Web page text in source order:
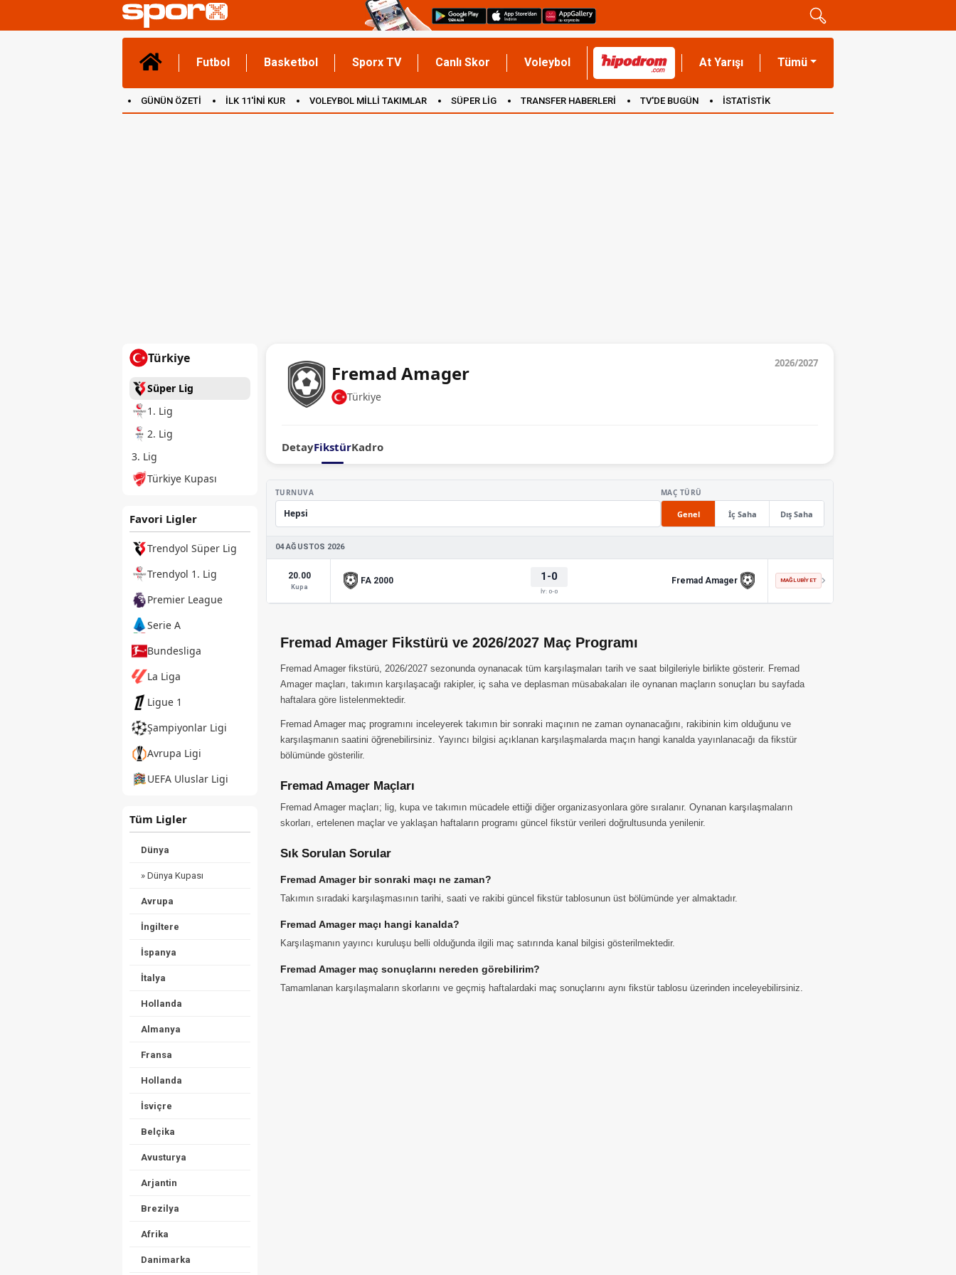
Futbol Basketbol Sporx TV Canlı Skor Voleybol At Yarışı Tümü
GÜNÜN ÖZETİ İLK 11'İNİ KUR VOLEYBOL MİLLİ TAKIMLAR SÜPER LİG TRANSFER HABERLERİ TV'DE BUGÜN İSTATİSTİK
Türkiye
Süper Lig
1. Lig
2. Lig
3. Lig
Türkiye Kupası
Favori Ligler
Trendyol Süper Lig
Trendyol 1. Lig
Premier League
Serie A
Bundesliga
La Liga
Ligue 1
Şampiyonlar Ligi
Avrupa Ligi
UEFA Uluslar Ligi
Tüm Ligler
Dünya
» Dünya Kupası
Avrupa
İngiltere
İspanya
İtalya
Hollanda
Almanya
Fransa
Hollanda
İsviçre
Belçika
Avusturya
Arjantin
Brezilya
Afrika
Danimarka
2026/2027
Fremad Amager
Türkiye
DetayFikstürKadro
TURNUVA MAÇ TÜRÜ
Genel İç Saha Dış Saha
04 AĞUSTOS 2026
20.00
Kupa
FA 2000 1-0
İY: 0-0
Fremad Amager MAĞLUBIYET
Fremad Amager Fikstürü ve 2026/2027 Maç Programı
Fremad Amager fikstürü, 2026/2027 sezonunda oynanacak tüm karşılaşmaları tarih ve saat bilgileriyle birlikte gösterir. Fremad
Amager maçları, takımın karşılaşacağı rakipler, iç saha ve deplasman müsabakaları ile oynanan maçların sonuçları bu sayfada
haftalara göre listelenmektedir.
Fremad Amager maç programını inceleyerek takımın bir sonraki maçının ne zaman oynanacağını, rakibinin kim olduğunu ve
karşılaşmanın saatini öğrenebilirsiniz. Yayıncı bilgisi açıklanan karşılaşmalarda maçın hangi kanalda yayınlanacağı da fikstür
bölümünde gösterilir.
Fremad Amager Maçları
Fremad Amager maçları; lig, kupa ve takımın mücadele ettiği diğer organizasyonlara göre sıralanır. Oynanan karşılaşmaların
skorları, ertelenen maçlar ve yaklaşan haftaların programı güncel fikstür verileri doğrultusunda yenilenir.
Sık Sorulan Sorular
Fremad Amager bir sonraki maçı ne zaman?
Takımın sıradaki karşılaşmasının tarihi, saati ve rakibi güncel fikstür tablosunun üst bölümünde yer almaktadır.
Fremad Amager maçı hangi kanalda?
Karşılaşmanın yayıncı kuruluşu belli olduğunda ilgili maç satırında kanal bilgisi gösterilmektedir.
Fremad Amager maç sonuçlarını nereden görebilirim?
Tamamlanan karşılaşmaların skorlarını ve geçmiş haftalardaki maç sonuçlarını aynı fikstür tablosu üzerinden inceleyebilirsiniz.